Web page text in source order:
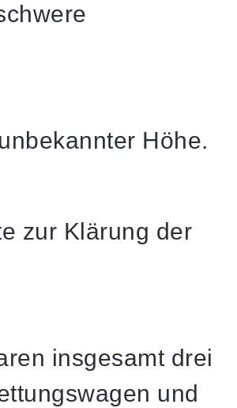
Höhe.
zur Klärung der
insgesamt drei
und